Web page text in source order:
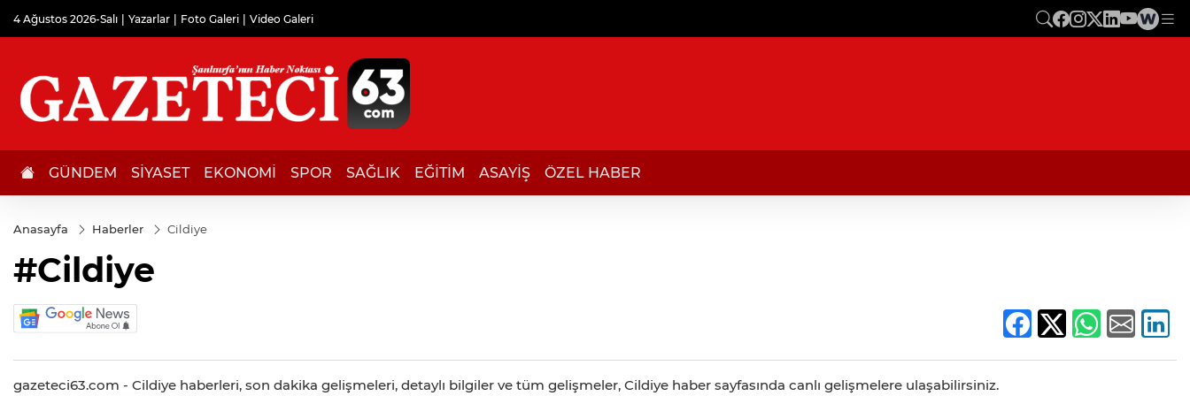
4 Ağustos 2026-Salı Yazarlar Foto Galeri Video Galeri
GÜNDEM SİYASET EKONOMİ SPOR SAĞLIK EĞİTİM ASAYİŞ ÖZEL HABER
Anasayfa Haberler Cildiye
#Cildiye
gazeteci63.com - Cildiye haberleri, son dakika gelişmeleri, detaylı bilgiler ve tüm gelişmeler, Cildiye haber sayfasında canlı gelişmelere ulaşabilirsiniz.